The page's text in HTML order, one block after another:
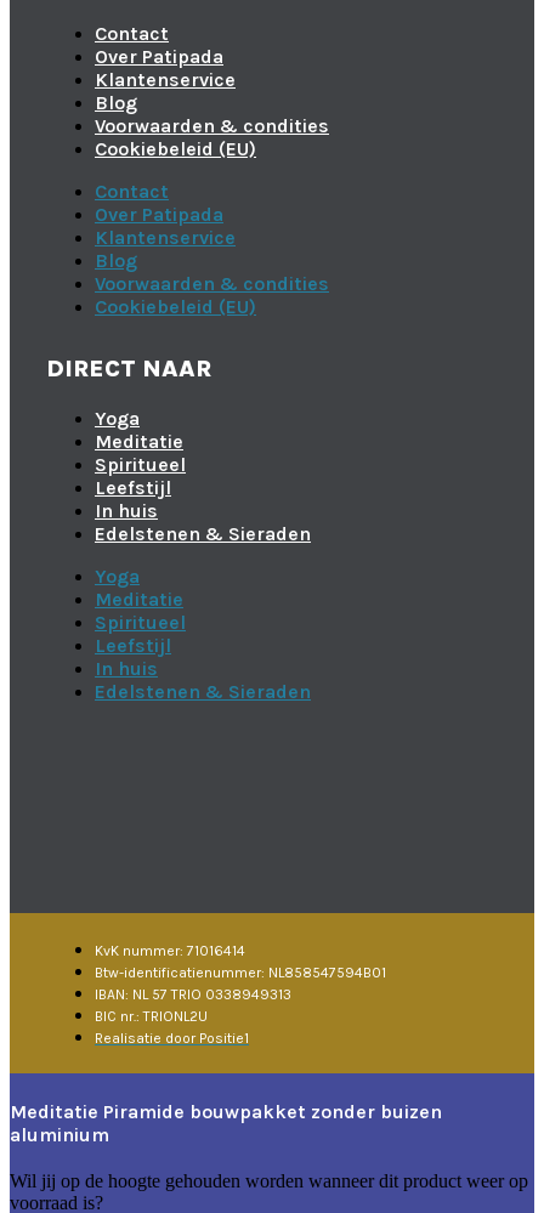
Contact
Over Patipada
Klantenservice
Blog
Voorwaarden & condities
Cookiebeleid (EU)
Contact
Over Patipada
Klantenservice
Blog
Voorwaarden & condities
Cookiebeleid (EU)
DIRECT NAAR
Yoga
Meditatie
Spiritueel
Leefstijl
In huis
Edelstenen & Sieraden
Yoga
Meditatie
Spiritueel
Leefstijl
In huis
Edelstenen & Sieraden
KvK nummer: 71016414
Btw-identificatienummer: NL858547594B01
IBAN: NL 57 TRIO 0338949313
BIC nr.: TRIONL2U
Realisatie door Positie1
Meditatie Piramide bouwpakket zonder buizen
aluminium
Wil jij op de hoogte gehouden worden wanneer dit product weer op
voorraad is?